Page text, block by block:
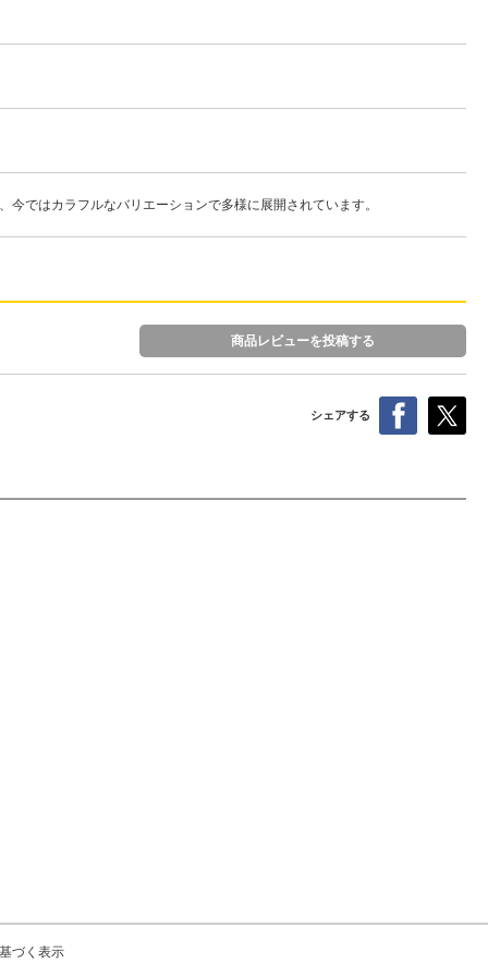
ではカラフルなバリエーションで多様に展開されています。
商品レビューを投稿する
シェアする
づく表示